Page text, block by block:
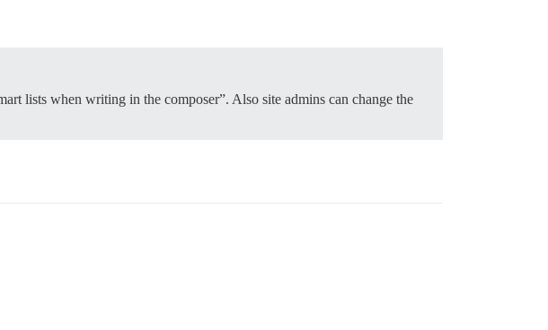
lists when writing in the composer”. Also site admins can change the